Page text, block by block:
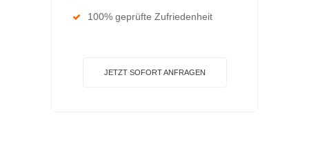
100% geprüfte Zufriedenheit
JETZT SOFORT ANFRAGEN